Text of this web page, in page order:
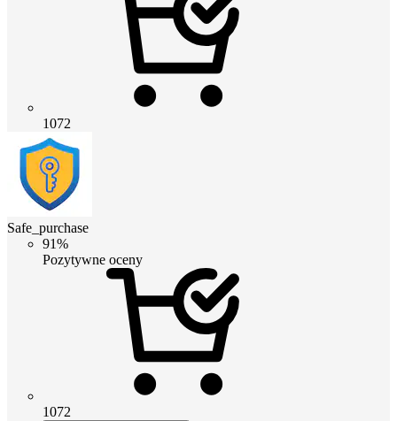
1072
Safe_purchase
91%
Pozytywne oceny
1072